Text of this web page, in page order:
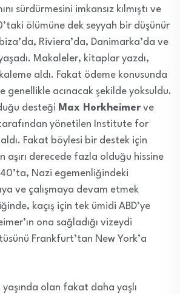
sürdürmesini imkansız kılmıştı ve
ölümüne dek seyyah bir düşünür
Riviera’da, Danimarka’da ve
Makaleler, kitaplar yazdı,
aldı. Fakat ödeme konusunda
genellikle acınacak şekilde yoksuldu.
desteği Max Horkheimerve
yönetilen Institute for
Fakat böylesi bir destek için
aşırı derecede fazla olduğu hissine
Nazi egemenliğindeki
ve çalışmaya devam etmek
kaçış için tek ümidi ABD’ye
ona sağladığı vizeydi
Frankfurt’tan New York’a
yaşında olan fakat daha yaşlı